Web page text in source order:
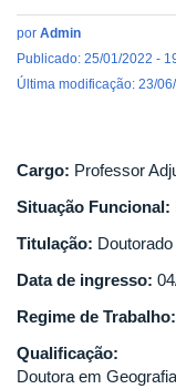
por Admin
Publicado: 25/01/2022 -
Última modificação: 23/
Cargo: Professor
Situação Funcional:
Titulação: Doutorado
Data de ingresso:
Regime de Trabalho:
Qualificação:
Doutora em